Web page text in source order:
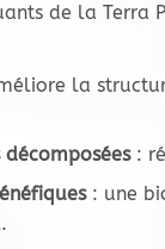
de la Terra
la
:
: une